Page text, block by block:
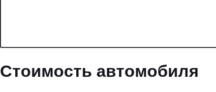
Стоимость автомобиля